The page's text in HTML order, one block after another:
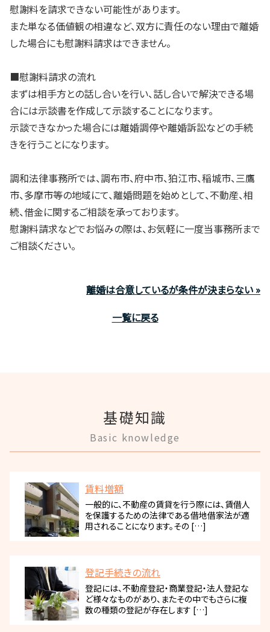
慰謝料を請求できない可能性があります。
また単なる価値観の相違など、双方に責任のない理由で離婚
した場合にも慰謝料請求はできません。
■慰謝料請求の流れ
まずは相手方との話し合いを行い、話し合いで解決できる場
合には示談書を作成して示談することになります。
示談できなかった場合には離婚調停や離婚訴訟などの手続
きを行うことになります。
調和法律事務所では、調布市、府中市、狛江市、稲城市、三鷹
市、多摩市等の地域にて、離婚問題を始めとして、不動産、相
続、借金に関するご相談を承っております。
慰謝料請求などでお悩みの際は、お気軽に一度当事務所まで
ご相談ください。
離婚は合意しているが条件が決まらない »
一覧に戻る
基礎知識
Basic knowledge
賃料増額
一般的に、不動産の賃貸を行う際には、賃借人
を保護するための法律である借地借家法が適
用されることになります。その […]
登記手続きの流れ
登記には、不動産登記・商業登記・法人登記な
ど様々なものがあり、またその中でもさらに複
数の種類の登記が存在します […]